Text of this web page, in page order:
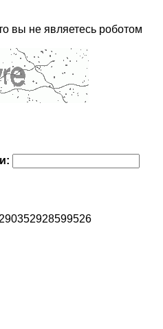
вы не являетесь роботом